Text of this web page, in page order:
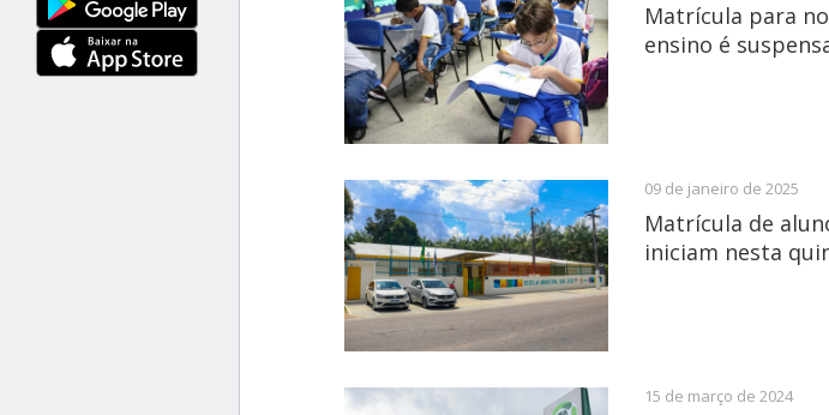
Matrícula para
ensino é
09 de janeiro de 2025
Matrícula de
iniciam nesta
15 de março de 2024